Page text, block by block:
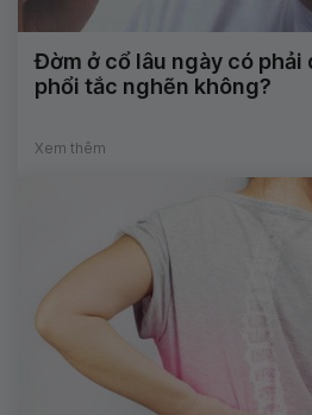
Đờm ở cổ lâu ngày có phải
phổi tắc nghẽn không?
Xem thêm